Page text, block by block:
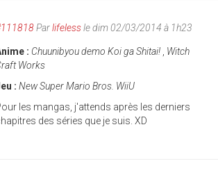
Parlifelessle dim 02/03/2014 à 1h23
: Chuunibyou demo Koi ga Shitai! , Witch
Works
: New Super Mario Bros. WiiU
les mangas, j'attends après les derniers
des séries que je suis. XD